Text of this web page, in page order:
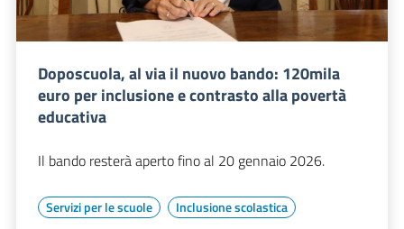
Doposcuola, al via il nuovo bando: 120mila
euro per inclusione e contrasto alla povertà
educativa
Il bando resterà aperto fino al 20 gennaio 2026.
Servizi per le scuole Inclusione scolastica